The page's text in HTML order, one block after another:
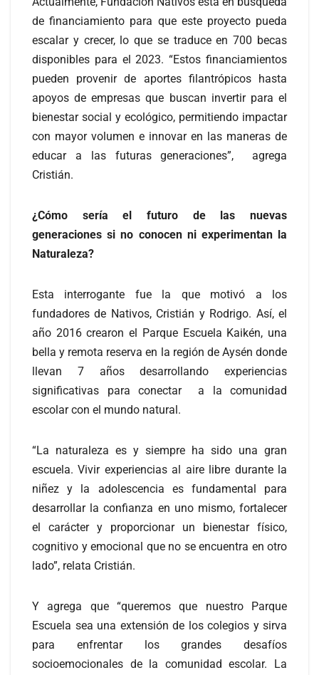
de financiamiento para que este proyecto pueda
escalar y crecer, lo que se traduce en 700 becas
disponibles para el 2023. “Estos financiamientos
pueden provenir de aportes filantrópicos hasta
apoyos de empresas que buscan invertir para el
bienestar social y ecológico, permitiendo impactar
con mayor volumen e innovar en las maneras de
educar a las futuras generaciones”, agrega
Cristián.
¿Cómo sería el futuro de las nuevas
generaciones si no conocen ni experimentan la
Naturaleza?
Esta interrogante fue la que motivó a los
fundadores de Nativos, Cristián y Rodrigo. Así, el
año 2016 crearon el Parque Escuela Kaikén, una
bella y remota reserva en la región de Aysén donde
llevan 7 años desarrollando experiencias
significativas para conectar a la comunidad
escolar con el mundo natural.
“La naturaleza es y siempre ha sido una gran
escuela. Vivir experiencias al aire libre durante la
niñez y la adolescencia es fundamental para
desarrollar la confianza en uno mismo, fortalecer
el carácter y proporcionar un bienestar físico,
cognitivo y emocional que no se encuentra en otro
lado”, relata Cristián.
Y agrega que “queremos que nuestro Parque
Escuela sea una extensión de los colegios y sirva
para enfrentar los grandes desafíos
socioemocionales de la comunidad escolar. La